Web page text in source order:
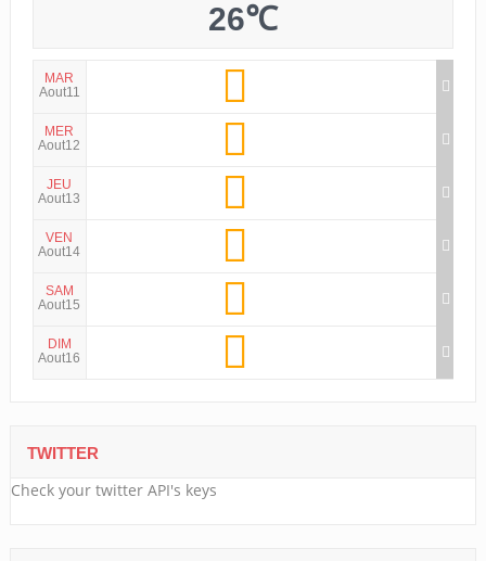
26℃
MAR
Aout11
MER
Aout12
JEU
Aout13
VEN
Aout14
SAM
Aout15
DIM
Aout16
TWITTER
Check your twitter API's keys